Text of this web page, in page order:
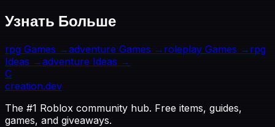
Узнать Больше
rpg Games →adventure Games → roleplay Games → rpg
Ideas →adventure Ideas →
C
creation.dev
The #1 Roblox community hub. Free items, guides,
games, and giveaways.